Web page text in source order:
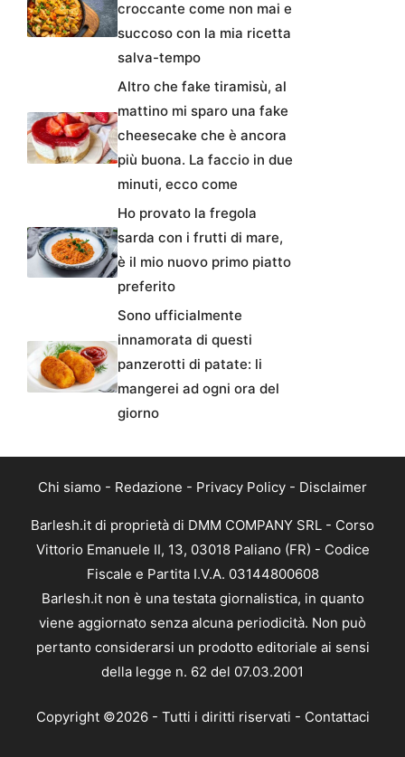
croccante come non mai e
succoso con la mia ricetta
salva-tempo
Altro che fake tiramisù, al
mattino mi sparo una fake
cheesecake che è ancora
più buona. La faccio in due
minuti, ecco come
Ho provato la fregola
sarda con i frutti di mare,
è il mio nuovo primo piatto
preferito
Sono ufficialmente
innamorata di questi
panzerotti di patate: li
mangerei ad ogni ora del
giorno
Chi siamo - Redazione - Privacy Policy - Disclaimer
Barlesh.it di proprietà di DMM COMPANY SRL - Corso
Vittorio Emanuele II, 13, 03018 Paliano (FR) - Codice
Fiscale e Partita I.V.A. 03144800608
Barlesh.it non è una testata giornalistica, in quanto
viene aggiornato senza alcuna periodicità. Non può
pertanto considerarsi un prodotto editoriale ai sensi
della legge n. 62 del 07.03.2001
Copyright ©2026 - Tutti i diritti riservati - Contattaci